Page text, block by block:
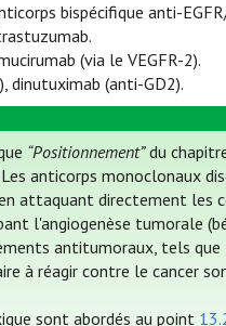
bispécifique anti-
(via le VEGFR-2).
dinutuximab (anti-GD2).
“Positionnement”du
anticorps monoclonaux
attaquant directement
l'angiogenèse tumorale
antitumoraux, tels que
à réagir contre le cancer
sont abordés au point